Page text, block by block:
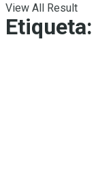
View All Result
Etiqueta: